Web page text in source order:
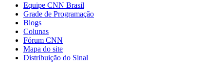
Equipe CNN Brasil
Grade de Programação
Blogs
Colunas
Fórum CNN
Mapa do site
Distribuição do Sinal